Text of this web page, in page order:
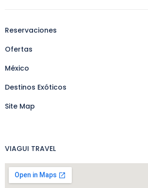
Reservaciones
Ofertas
México
Destinos Exóticos
Site Map
VIAGUI TRAVEL